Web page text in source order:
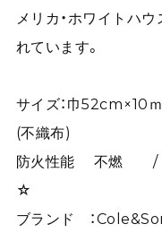
メリカ・ホワイトハ
れています。
サイズ：巾52cm×10
(不織布)
防火性能 不燃 /
☆
ブランド ：